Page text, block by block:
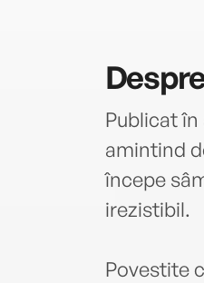
Publicat
amintind
începe
irezistibil.
Povestite